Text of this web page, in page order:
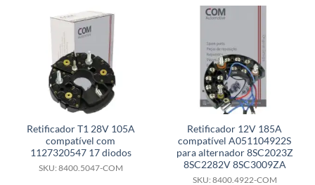
Retificador T1 28V 105A
compatível com
1127320547 17 diodos
SKU: 8400.5047-COM
Retificador 12V 185A
compatível A051104922S
para alternador 8SC2023Z
8SC2282V 8SC3009ZA
SKU: 8400.4922-COM